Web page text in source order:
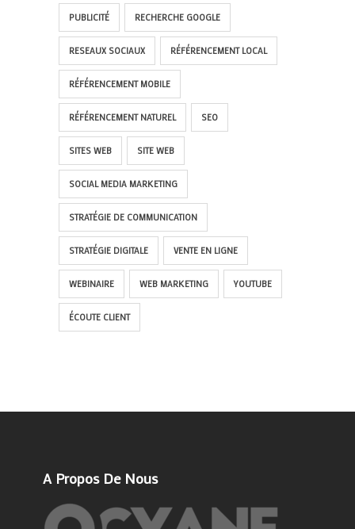
PUBLICITÉ RECHERCHE GOOGLE
RESEAUX SOCIAUX RÉFÉRENCEMENT LOCAL
RÉFÉRENCEMENT MOBILE
RÉFÉRENCEMENT NATUREL SEO
SITES WEB SITE WEB
SOCIAL MEDIA MARKETING
STRATÉGIE DE COMMUNICATION
STRATÉGIE DIGITALE VENTE EN LIGNE
WEBINAIRE WEB MARKETING YOUTUBE
ÉCOUTE CLIENT
A Propos De Nous